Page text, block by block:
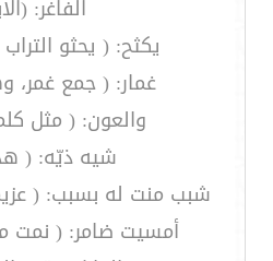
الفاغر:
يكثح: ( يحثو
غمار: ( جمع غمر،
والعون: ( مثل
شيه ذيّه: (
شبب منت له بسبب: (
أمسيت ضامر: ( نمت